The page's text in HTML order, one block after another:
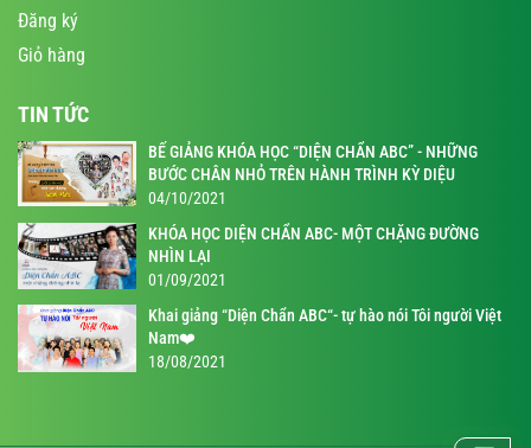
Đăng ký
Giỏ hàng
TIN TỨC
BẾ GIẢNG KHÓA HỌC “DIỆN CHẨN ABC” - NHỮNG
BƯỚC CHÂN NHỎ TRÊN HÀNH TRÌNH KỲ DIỆU
04/10/2021
KHÓA HỌC DIỆN CHẨN ABC- MỘT CHẶNG ĐƯỜNG
NHÌN LẠI
01/09/2021
Khai giảng “Diện Chẩn ABC“- tự hào nói Tôi người Việt
Nam❤️
18/08/2021